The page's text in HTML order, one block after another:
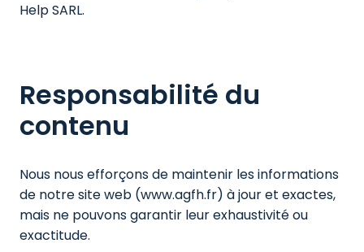
Help SARL.
Responsabilité du
contenu
Nous nous efforçons de maintenir les informations
de notre site web (www.agfh.fr) à jour et exactes,
mais ne pouvons garantir leur exhaustivité ou
exactitude.